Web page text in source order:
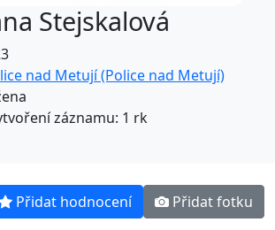
Stejskalová
nad Metují (Police nad Metují)
záznamu: 1 rk
Přidat hodnocení Přidat fotku